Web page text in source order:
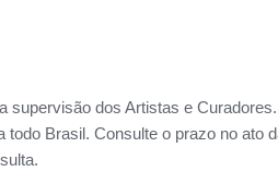
supervisão dos Artistas e Curadores.
todo Brasil. Consulte o prazo no ato